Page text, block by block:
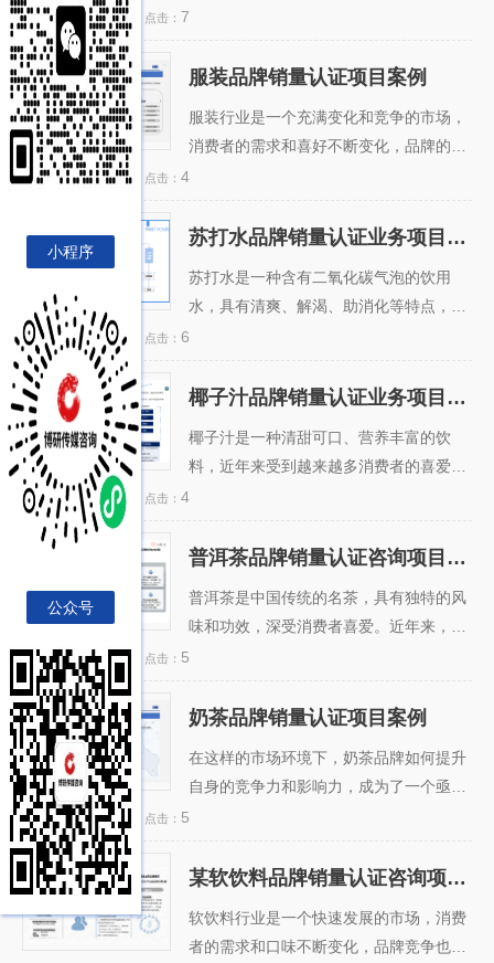
和消费者需求的多样化和个性化。为了提
过第三方机构的专业服务，对自己的品牌
销量进行真实、准确、完整、及时的披
日期： 2024-01-11 点击： 7
服装品牌销量认证项目案
服装品牌销量认证项目案例
服装行业是一个充满变化和竞争的市场，
消费者的需求和喜好不断变化，品牌的形
有率和利润率，服装企业需要了解自身和
需求和偏好。...
日期：2024-01-11 点击： 4
苏打水品牌销量认证业务
项目案例
苏打水品牌销量认证业务项目案例
苏打水是一种含有二氧化碳气泡的饮用
水，具有清爽、解渴、助消化等特点，近
水市场的快速发展吸引了众多饮料品牌的
日期：2024-01-11 点击： 6
椰子汁品牌销量认证业务
项目案例
椰子汁品牌销量认证业务项目案例
椰子汁是一种清甜可口、营养丰富的饮
料，近年来受到越来越多消费者的喜爱。
多个，产品高度同质化，低价恶性竞争严
子汁品牌需要通过第三方机构的销量认
证，证明其产品的质量和受欢迎程度。...
日期：2024-01-11 点击： 4
普洱茶品牌销量认证咨询项目案例
普洱茶是中国传统的名茶，具有独特的风
味和功效，深受消费者喜爱。近年来，随
日期： 2024-01-11 点击： 5
例
奶茶品牌销量认证项目案例
在这样的市场环境下，奶茶品牌如何提升
自身的竞争力和影响力，成为了一个亟待
场占有率和消费者口碑，增加自己的知名
作伙伴。...
日期：2024-01-11 点击： 5
某软饮料品牌销量认证咨询项目案例
软饮料行业是一个快速发展的市场，消费
者的需求和口味不断变化，品牌竞争也日
小程序
公众号